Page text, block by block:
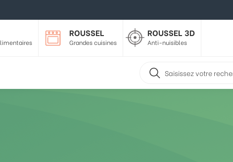
ROUSSEL
Grandes cuisines
ROUSSEL 3D
Anti-nuisibles